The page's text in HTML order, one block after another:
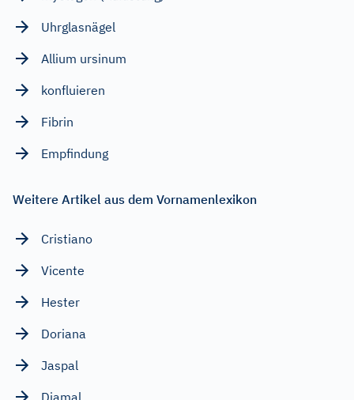
Uhrglasnägel
Allium ursinum
konfluieren
Fibrin
Empfindung
Weitere Artikel aus dem Vornamenlexikon
Cristiano
Vicente
Hester
Doriana
Jaspal